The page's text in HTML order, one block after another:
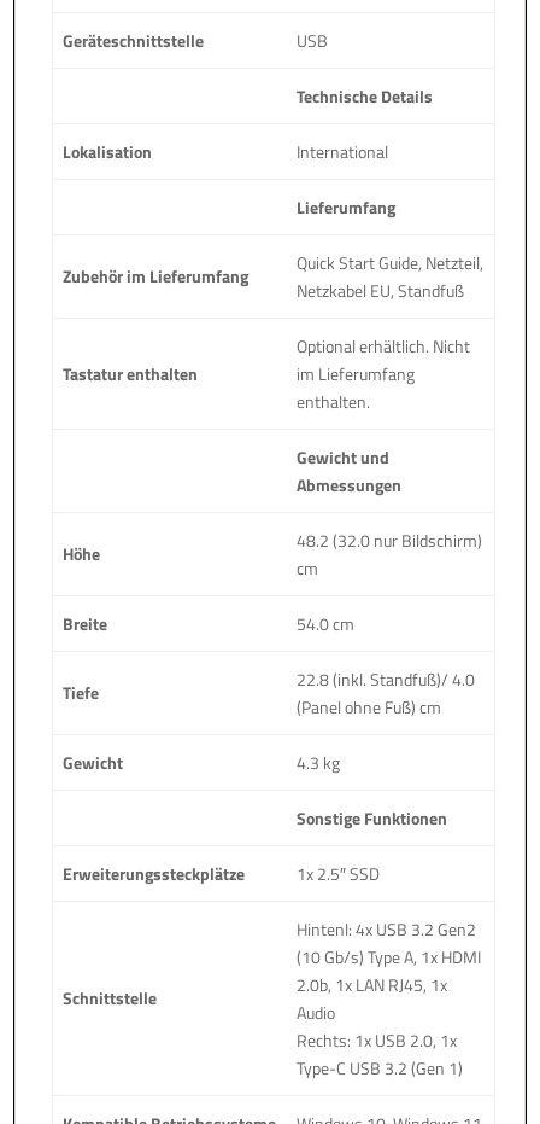
Geräteschnittstelle USB
Technische Details
Lokalisation International
Lieferumfang
Zubehör im Lieferumfang
Quick Start Guide, Netzteil,
Netzkabel EU, Standfuß
Tastatur enthalten
Optional erhältlich. Nicht
im Lieferumfang
enthalten.
Gewicht und
Abmessungen
Höhe
48.2 (32.0 nur Bildschirm)
cm
Breite 54.0 cm
Tiefe
22.8 (inkl. Standfuß)/ 4.0
(Panel ohne Fuß) cm
Gewicht 4.3 kg
Sonstige Funktionen
Erweiterungssteckplätze 1x 2.5″ SSD
Schnittstelle
Hintenl: 4x USB 3.2 Gen2
(10 Gb/s) Type A, 1x HDMI
2.0b, 1x LAN RJ45, 1x
Audio
Rechts: 1x USB 2.0, 1x
Type-C USB 3.2 (Gen 1)